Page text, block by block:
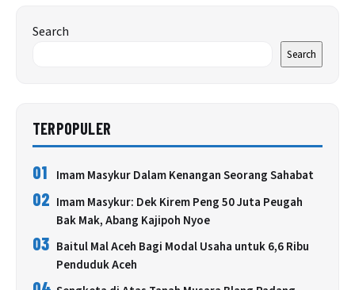
Search
Search
TERPOPULER
01 Imam Masykur Dalam Kenangan Seorang Sahabat
02 Imam Masykur: Dek Kirem Peng 50 Juta Peugah
Bak Mak, Abang Kajipoh Nyoe
03 Baitul Mal Aceh Bagi Modal Usaha untuk 6,6 Ribu
Penduduk Aceh